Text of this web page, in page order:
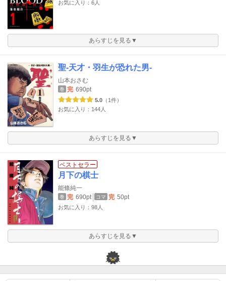
お気に入り：6人
あらすじを見る▼
聖-天才・羽生が恐れた男-
山本おさむ
巻 完 690pt
5.0 （1件）
お気に入り：144人
あらすじを見る▼
ベストセラー
月下の棋士
能條純一
巻 完 690pt コマ 完 50pt
お気に入り：98人
あらすじを見る▼